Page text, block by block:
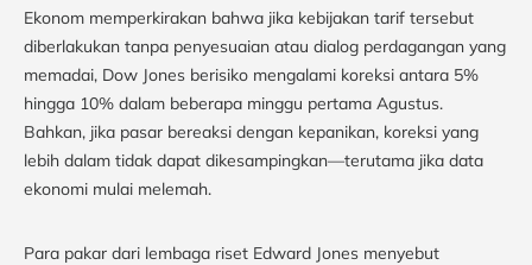
Ekonom memperkirakan bahwa jika kebijakan tarif tersebut
diberlakukan tanpa penyesuaian atau dialog perdagangan yang
memadai, Dow Jones berisiko mengalami koreksi antara 5%
hingga 10% dalam beberapa minggu pertama Agustus.
Bahkan, jika pasar bereaksi dengan kepanikan, koreksi yang
lebih dalam tidak dapat dikesampingkan—terutama jika data
ekonomi mulai melemah.
Para pakar dari lembaga riset Edward Jones menyebut